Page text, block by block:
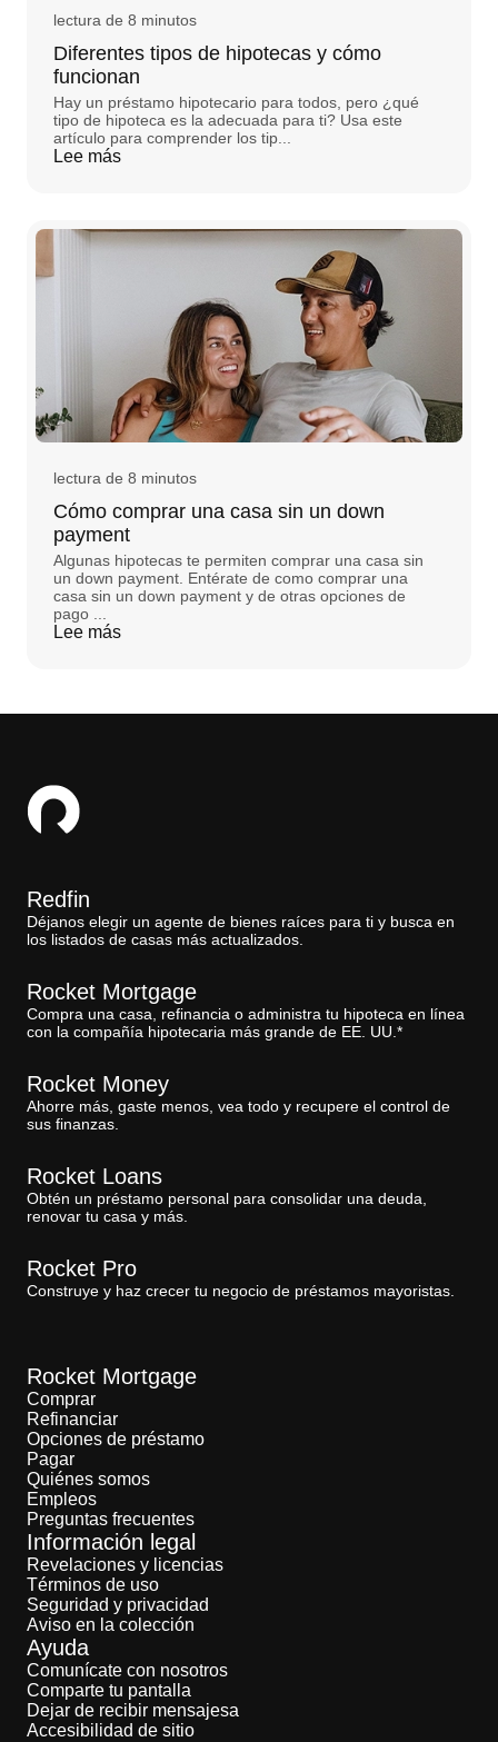
lectura de 8 minutos
Diferentes tipos de hipotecas y cómo
funcionan
Hay un préstamo hipotecario para todos, pero ¿qué
tipo de hipoteca es la adecuada para ti? Usa este
artículo para comprender los tip...
Lee más
lectura de 8 minutos
Cómo comprar una casa sin un down
payment
Algunas hipotecas te permiten comprar una casa sin
un down payment. Entérate de como comprar una
casa sin un down payment y de otras opciones de
pago ...
Lee más
Redfin
Déjanos elegir un agente de bienes raíces para ti y busca en
los listados de casas más actualizados.
Rocket Mortgage
Compra una casa, refinancia o administra tu hipoteca en línea
con la compañía hipotecaria más grande de EE. UU.*
Rocket Money
Ahorre más, gaste menos, vea todo y recupere el control de
sus finanzas.
Rocket Loans
Obtén un préstamo personal para consolidar una deuda,
renovar tu casa y más.
Rocket Pro
Construye y haz crecer tu negocio de préstamos mayoristas.
Rocket Mortgage
Comprar
Refinanciar
Opciones de préstamo
Pagar
Quiénes somos
Empleos
Preguntas frecuentes
Información legal
Revelaciones y licencias
Términos de uso
Seguridad y privacidad
Aviso en la colección
Ayuda
Comunícate con nosotros
Comparte tu pantalla
Dejar de recibir mensajesa
Accesibilidad de sitio